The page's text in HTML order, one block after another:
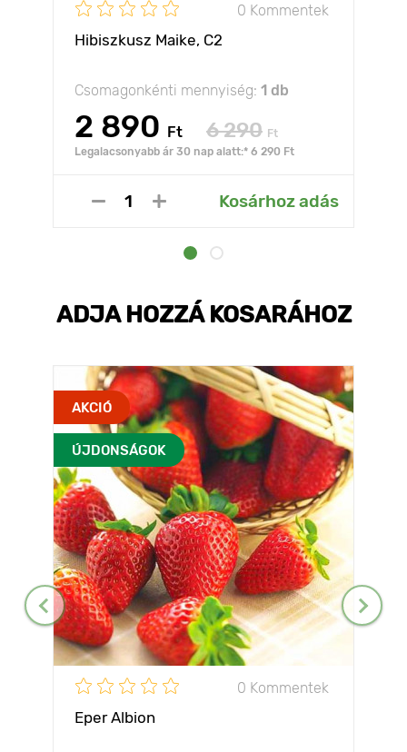
0 Kommentek
Hibiszkusz Maike, С2
Csomagonkénti mennyiség: 1 db
2 890 Ft 6 290 Ft
Legalacsonyabb ár 30 nap alatt:* 6 290 Ft
Kosárhoz adás
ADJA HOZZÁ KOSARÁHOZ
AKCIÓ
ÚJDONSÁGOK
0 Kommentek
Eper Albion